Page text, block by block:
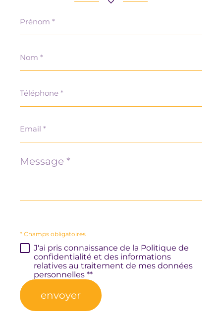
Prénom
Nom
Téléphone
Email
Message
* Champs obligatoires
J'ai pris connaissance de la Politique de
confidentialité et des informations
relatives au traitement de mes données
personnelles **
envoyer